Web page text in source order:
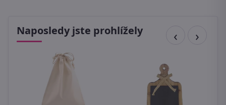
Naposledy jste prohlížely